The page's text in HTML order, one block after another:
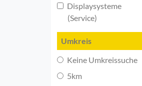
Displaysysteme
(Service)
Umkreis
Keine Umkreissuche
5km